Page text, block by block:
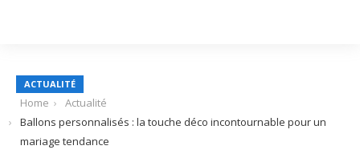
ACTUALITÉ
Home
Actualité
Ballons personnalisés : la touche déco incontournable pour un
mariage tendance